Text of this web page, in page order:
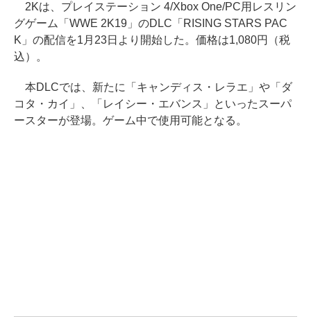
2Kは、プレイステーション 4/Xbox One/PC用レスリン
グゲーム「WWE 2K19」のDLC「RISING STARS PAC
K」の配信を1月23日より開始した。価格は1,080円（税
込）。
本DLCでは、新たに「キャンディス・レラエ」や「ダ
コタ・カイ」、「レイシー・エバンス」といったスーパ
ースターが登場。ゲーム中で使用可能となる。